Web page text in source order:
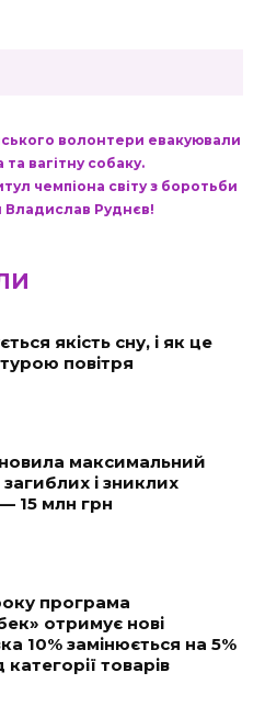
волонтери евакуювали
та вагітну собаку.
чемпіона світу з боротьби
Руднєв!
якість сну, і як це
повітря
максимальний
загиблих і зниклих
15 млн грн
програма
отримує нові
10% замінюється на 5%
товарів